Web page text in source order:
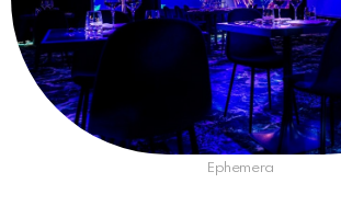
Ephemera